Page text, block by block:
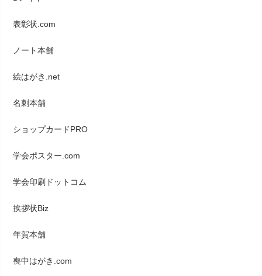
表彰状.com
ノート本舗
絵はがき.net
名刺本舗
ショップカードPRO
学会ポスター.com
学会印刷ドットコム
挨拶状Biz
年賀本舗
喪中はがき.com